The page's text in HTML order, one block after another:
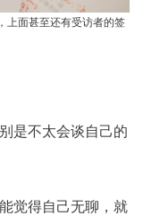
上面甚至还有受访者的签
是不太会谈自己的
觉得自己无聊，就